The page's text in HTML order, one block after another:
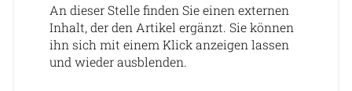
An dieser Stelle finden Sie einen externen
Inhalt, der den Artikel ergänzt. Sie können
ihn sich mit einem Klick anzeigen lassen
und wieder ausblenden.